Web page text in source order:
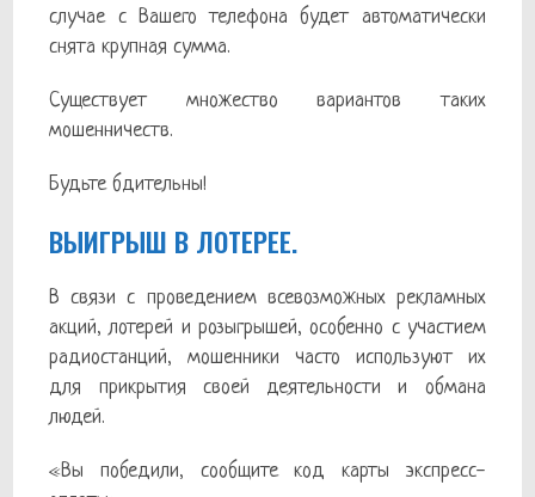
случае с Вашего телефона будет автоматически
снята крупная сумма.
Существует множество вариантов таких
мошенничеств.
Будьте бдительны!
ВЫИГРЫШ В ЛОТЕРЕЕ.
В связи с проведением всевозможных рекламных
акций, лотерей и розыгрышей, особенно с участием
радиостанций, мошенники часто используют их
для прикрытия своей деятельности и обмана
людей.
«Вы победили, сообщите код карты экспресс-